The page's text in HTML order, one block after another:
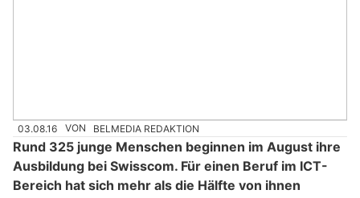
03.08.16 VON BELMEDIA REDAKTION
Rund 325 junge Menschen beginnen im August ihre
Ausbildung bei Swisscom. Für einen Beruf im ICT-
Bereich hat sich mehr als die Hälfte von ihnen